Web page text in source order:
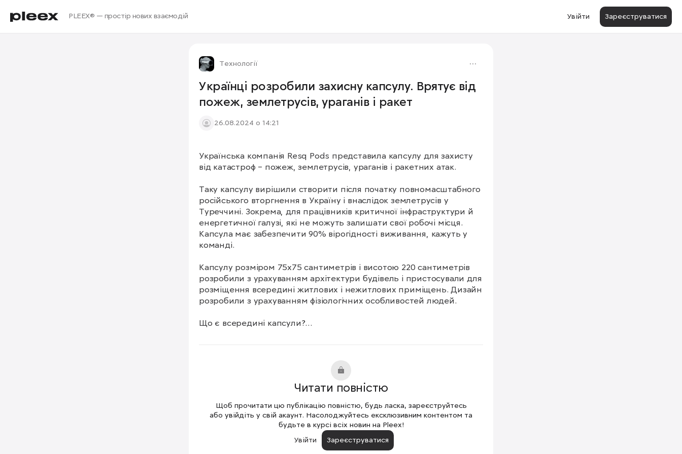
PLEEX® — простір нових взаємодій Увійти Зареєструватися
Технології
Українці розробили захисну капсулу. Врятує від
пожеж, землетрусів, ураганів і ракет
26.08.2024 о 14:21
1/5
Українська компанія Resq Pods представила капсулу для захисту
від катастроф – пожеж, землетрусів, ураганів і ракетних атак.
Таку капсулу вирішили створити після початку повномасштабного
російського вторгнення в Україну і внаслідок землетрусів у
Туреччині. Зокрема, для працівників критичної інфраструктури й
енергетичної галузі, які не можуть залишати свої робочі місця.
Капсула має забезпечити 90% вірогідності виживання, кажуть у
команді.
Капсулу розміром 75х75 сантиметрів і висотою 220 сантиметрів
розробили з урахуванням архітектури будівель і пристосували для
розміщення всередині житлових і нежитлових приміщень. Дизайн
розробили з урахуванням фізіологічних особливостей людей.
Що є всередині капсули?
3. Рація для зв’язку з рятувальними службами й пошуковими
бригадами;
4. Паски безпеки, як в автомобілях. У разі падіння вони захистять
5. Аптечка й запас їжі та води.
Читати повністю
Щоб прочитати цю публікацію повністю, будь ласка, зареєструйтесь
або увійдіть у свій акаунт. Насолоджуйтесь ексклюзивним контентом та
будьте в курсі всіх новин на Pleex!
Увійти
Зареєструватися